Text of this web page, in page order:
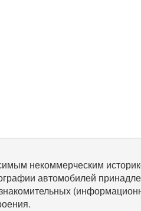
некоммерческим
автомобилей